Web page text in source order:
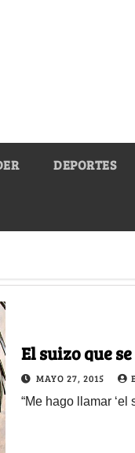
DEPORTES
El suizo que
MAYO 27, 2015
“Me hago llamar ‘el